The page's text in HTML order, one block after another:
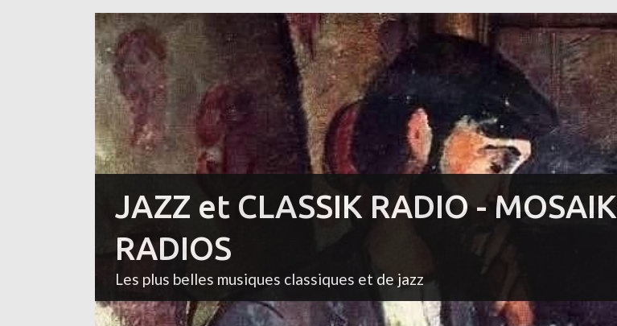
JAZZ et CLASSIK RADIO - MOSAIK
RADIOS
Les plus belles musiques classiques et de jazz